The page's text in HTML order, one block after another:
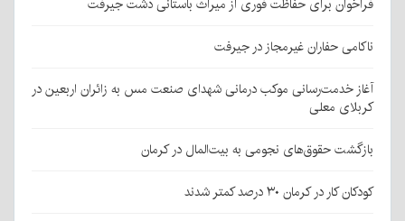
فراخوان برای حفاظت فوری از میراث باستانی دشت جیرفت
ناکامی حفاران غیرمجاز در جیرفت
آغاز خدمت‌رسانی موکب درمانی شهدای صنعت مس به زائران اربعین در
کربلای معلی
بازگشت حقوق‌های نجومی به بیت‌المال در کرمان
کودکان کار در کرمان ۳۰ درصد کمتر شدند